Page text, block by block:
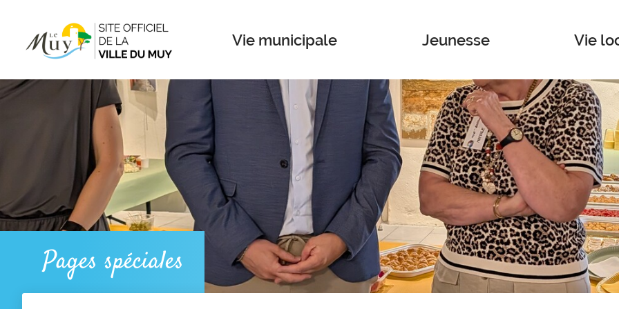
Vie municipale Jeunesse Vie
Pages spéciales